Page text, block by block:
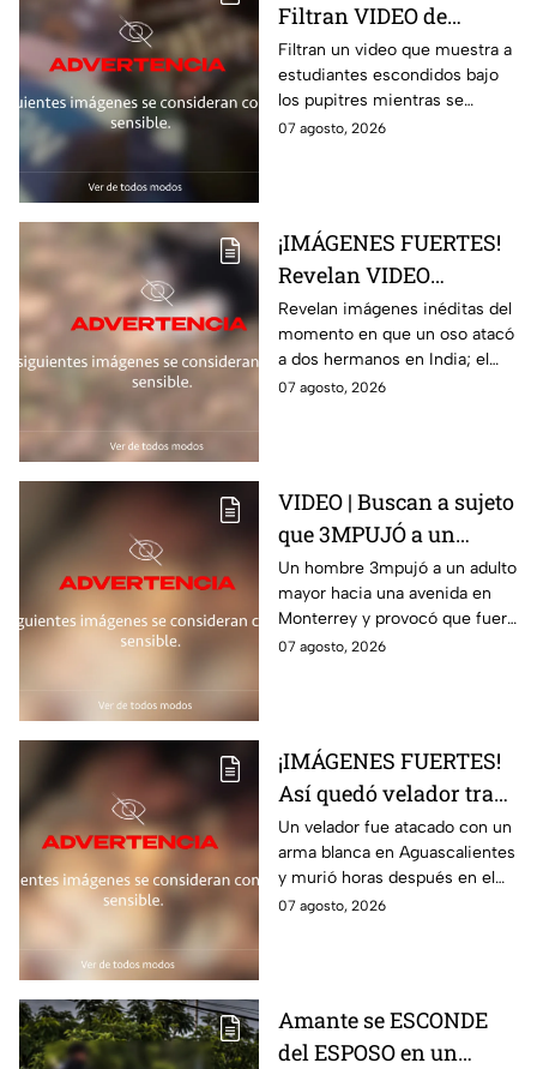
Filtran VIDEO de
estudiantes escondidos
durante t1rot3o en
escuela de Tailandia
Filtran un video que muestra a
estudiantes escondidos bajo
los pupitres mientras se
escuchaban disparos durante
07 agosto, 2026
¡IMÁGENES FUERTES!
Revelan VIDEO
INÉDITO del momento
en que un oso m4tó a
dos hermanos
Revelan imágenes inéditas del
momento en que un oso atacó
a dos hermanos en India; el
brutal hecho dejó dos
07 agosto, 2026
VIDEO | Buscan a sujeto
que 3MPUJÓ a un
abuelito hacia la
avenida y provocó que
fuera 4rroll4do
Un hombre 3mpujó a un adulto
mayor hacia una avenida en
Monterrey y provocó que fuera
4rroll4do; el momento quedó
07 agosto, 2026
¡IMÁGENES FUERTES!
Así quedó velador tras
brutal at4que; mur1ó
horas después
Un velador fue atacado con un
arma blanca en Aguascalientes
y murió horas después en el
hospital; la Fiscalía investiga el
07 agosto, 2026
Amante se ESCONDE
del ESPOSO en un